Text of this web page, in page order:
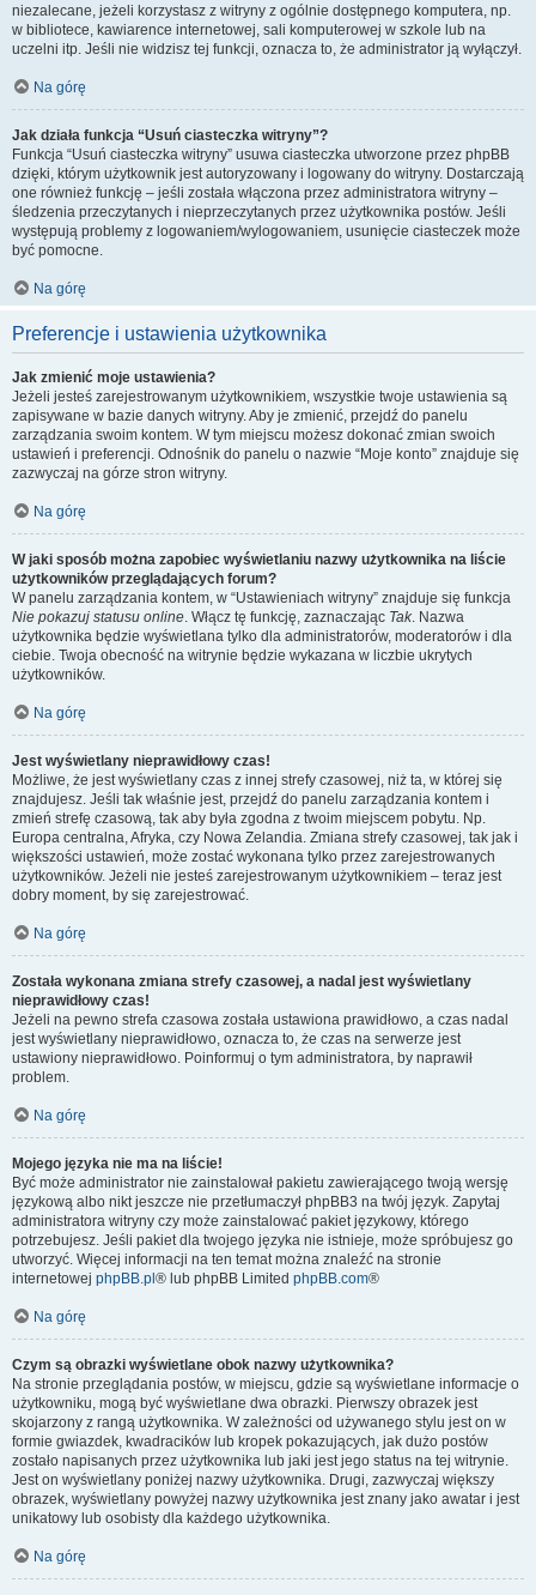
niezalecane, jeżeli korzystasz z witryny z ogólnie dostępnego komputera, np.
w bibliotece, kawiarence internetowej, sali komputerowej w szkole lub na
uczelni itp. Jeśli nie widzisz tej funkcji, oznacza to, że administrator ją wyłączył.
Na górę
Jak działa funkcja “Usuń ciasteczka witryny”?
Funkcja “Usuń ciasteczka witryny” usuwa ciasteczka utworzone przez phpBB
dzięki, którym użytkownik jest autoryzowany i logowany do witryny. Dostarczają
one również funkcję – jeśli została włączona przez administratora witryny –
śledzenia przeczytanych i nieprzeczytanych przez użytkownika postów. Jeśli
występują problemy z logowaniem/wylogowaniem, usunięcie ciasteczek może
być pomocne.
Na górę
Preferencje i ustawienia użytkownika
Jak zmienić moje ustawienia?
Jeżeli jesteś zarejestrowanym użytkownikiem, wszystkie twoje ustawienia są
zapisywane w bazie danych witryny. Aby je zmienić, przejdź do panelu
zarządzania swoim kontem. W tym miejscu możesz dokonać zmian swoich
ustawień i preferencji. Odnośnik do panelu o nazwie “Moje konto” znajduje się
zazwyczaj na górze stron witryny.
Na górę
W jaki sposób można zapobiec wyświetlaniu nazwy użytkownika na liście
użytkowników przeglądających forum?
W panelu zarządzania kontem, w “Ustawieniach witryny” znajduje się funkcja
Nie pokazuj statusu online. Włącz tę funkcję, zaznaczając Tak. Nazwa
użytkownika będzie wyświetlana tylko dla administratorów, moderatorów i dla
ciebie. Twoja obecność na witrynie będzie wykazana w liczbie ukrytych
użytkowników.
Na górę
Jest wyświetlany nieprawidłowy czas!
Możliwe, że jest wyświetlany czas z innej strefy czasowej, niż ta, w której się
znajdujesz. Jeśli tak właśnie jest, przejdź do panelu zarządzania kontem i
zmień strefę czasową, tak aby była zgodna z twoim miejscem pobytu. Np.
Europa centralna, Afryka, czy Nowa Zelandia. Zmiana strefy czasowej, tak jak i
większości ustawień, może zostać wykonana tylko przez zarejestrowanych
użytkowników. Jeżeli nie jesteś zarejestrowanym użytkownikiem – teraz jest
dobry moment, by się zarejestrować.
Na górę
Została wykonana zmiana strefy czasowej, a nadal jest wyświetlany
nieprawidłowy czas!
Jeżeli na pewno strefa czasowa została ustawiona prawidłowo, a czas nadal
jest wyświetlany nieprawidłowo, oznacza to, że czas na serwerze jest
ustawiony nieprawidłowo. Poinformuj o tym administratora, by naprawił
problem.
Na górę
Mojego języka nie ma na liście!
Być może administrator nie zainstalował pakietu zawierającego twoją wersję
językową albo nikt jeszcze nie przetłumaczył phpBB3 na twój język. Zapytaj
administratora witryny czy może zainstalować pakiet językowy, którego
potrzebujesz. Jeśli pakiet dla twojego języka nie istnieje, może spróbujesz go
utworzyć. Więcej informacji na ten temat można znaleźć na stronie
internetowej phpBB.pl ® lub phpBB Limited phpBB.com®
Na górę
Czym są obrazki wyświetlane obok nazwy użytkownika?
Na stronie przeglądania postów, w miejscu, gdzie są wyświetlane informacje o
użytkowniku, mogą być wyświetlane dwa obrazki. Pierwszy obrazek jest
skojarzony z rangą użytkownika. W zależności od używanego stylu jest on w
formie gwiazdek, kwadracików lub kropek pokazujących, jak dużo postów
zostało napisanych przez użytkownika lub jaki jest jego status na tej witrynie.
Jest on wyświetlany poniżej nazwy użytkownika. Drugi, zazwyczaj większy
obrazek, wyświetlany powyżej nazwy użytkownika jest znany jako awatar i jest
unikatowy lub osobisty dla każdego użytkownika.
Na górę